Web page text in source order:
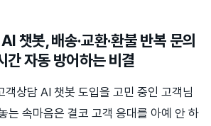
챗봇, 배송·교환·환불 반복 문의
자동 방어하는 비결
객상담 AI 챗봇 도입을 고민 중인 고객님
는 속마음은 결코 고객 응대를 아예 안 하